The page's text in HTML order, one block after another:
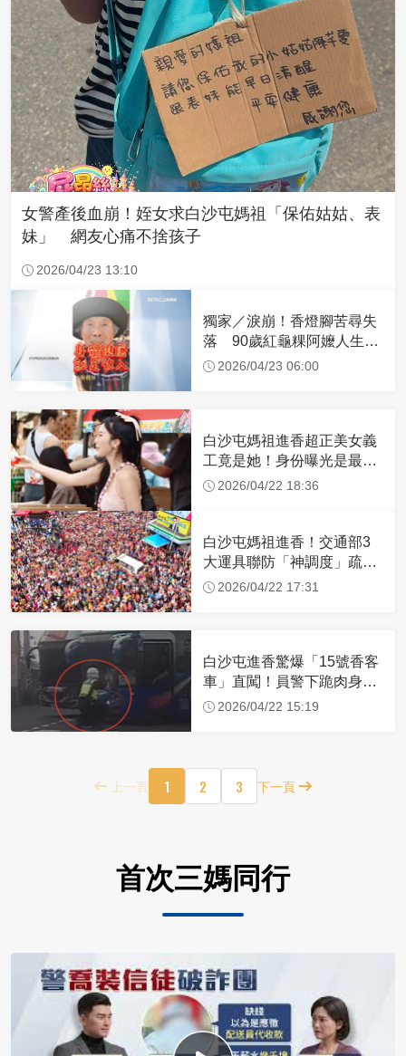
女警產後血崩！姪女求白沙屯媽祖「保佑姑姑、表
妹」 網友心痛不捨孩子
2026/04/23 13:10
獨家／淚崩！香燈腳苦尋失
落 90歲紅龜粿阿嬤人生謝
幕2026/04/23 06:00
白沙屯媽祖進香超正美女義
工竟是她！身份曝光是最美
禮生 一輩子不結婚
2026/04/22 18:36
白沙屯媽祖進香！交通部3
大運具聯防「神調度」疏運
32.1萬創新高
2026/04/22 17:31
白沙屯進香驚爆「15號香客
車」直闖！員警下跪肉身擋
車：讓行人先過
2026/04/22 15:19
上一頁 1 2 3 下一頁
首次三媽同行